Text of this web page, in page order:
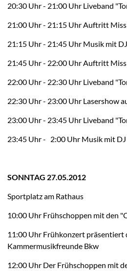
20:30 Uhr - 21:00 Uhr Liveband
21:00 Uhr - 21:15 Uhr Auftritt Miss
21:15 Uhr - 21:45 Uhr Musik mit
21:45 Uhr - 22:00 Uhr Auftritt Miss
22:00 Uhr - 22:30 Uhr Liveband
22:30 Uhr - 23:00 Uhr Lasershow
23:00 Uhr - 23:45 Uhr Liveband
23:45 Uhr - 2:00 Uhr Musik mit DJ
SONNTAG 27.05.2012
Sportplatz am Rathaus
10:00 Uhr Frühschoppen mit den
11:00 Uhr Frühkonzert präsentiert
Kammermusikfreunde Bkw
12:00 Uhr Der Frühschoppen mit